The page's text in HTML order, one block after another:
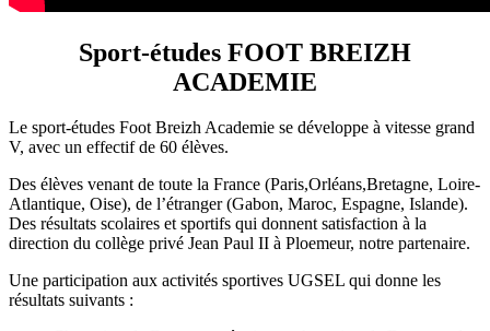
Sport-études FOOT BREIZH
ACADEMIE
Le sport-études Foot Breizh Academie se développe à vitesse grand
V, avec un effectif de 60 élèves.
Des élèves venant de toute la France (Paris,Orléans,Bretagne, Loire-
Atlantique, Oise), de l’étranger (Gabon, Maroc, Espagne, Islande).
Des résultats scolaires et sportifs qui donnent satisfaction à la
direction du collège privé Jean Paul II à Ploemeur, notre partenaire.
Une participation aux activités sportives UGSEL qui donne les
résultats suivants :